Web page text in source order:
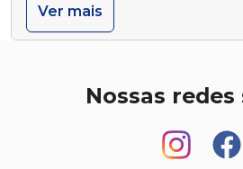
Ver mais
Nossas redes